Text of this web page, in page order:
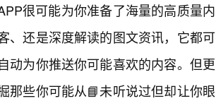
很可能为你准备了海量的高质量内
、还是深度解读的图文资讯，它都可
动为你推送你可能喜欢的内容。但更
那些你可能从📘未听说过但却让你眼